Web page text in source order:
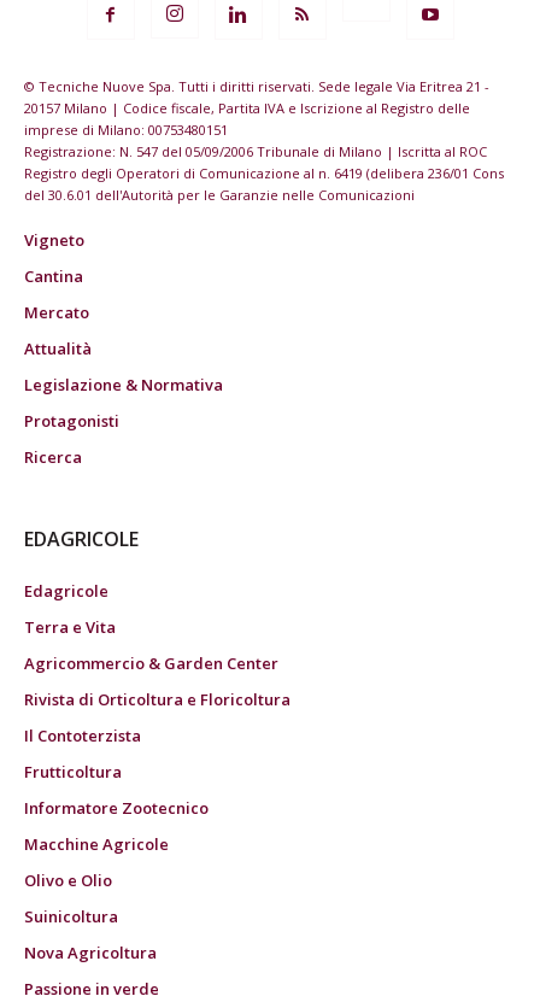
© Tecniche Nuove Spa. Tutti i diritti riservati. Sede legale Via Eritrea 21 -
20157 Milano | Codice fiscale, Partita IVA e Iscrizione al Registro delle
imprese di Milano: 00753480151
Registrazione: N. 547 del 05/09/2006 Tribunale di Milano | Iscritta al ROC
Registro degli Operatori di Comunicazione al n. 6419 (delibera 236/01 Cons
del 30.6.01 dell'Autorità per le Garanzie nelle Comunicazioni
Vigneto
Cantina
Mercato
Attualità
Legislazione & Normativa
Protagonisti
Ricerca
EDAGRICOLE
Edagricole
Terra e Vita
Agricommercio & Garden Center
Rivista di Orticoltura e Floricoltura
Il Contoterzista
Frutticoltura
Informatore Zootecnico
Macchine Agricole
Olivo e Olio
Suinicoltura
Nova Agricoltura
Passione in verde